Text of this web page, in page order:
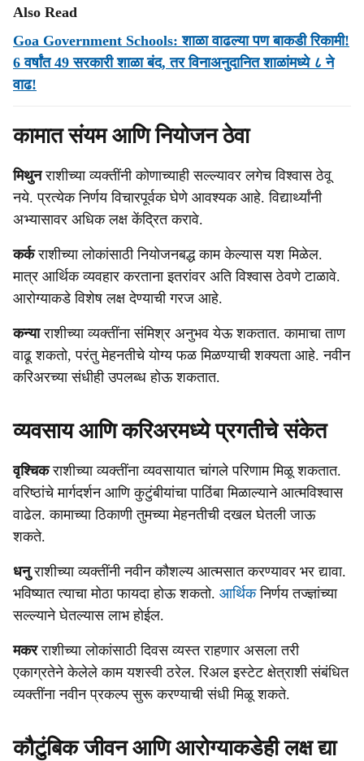
Also Read
Goa Government Schools: शाळा वाढल्या पण बाकडी रिकामी!
6 वर्षांत 49 सरकारी शाळा बंद, तर विनाअनुदानित शाळांमध्ये ८ ने
वाढ!
कामात संयम आणि नियोजन ठेवा
मिथुनराशीच्या व्यक्तींनी कोणाच्याही सल्ल्यावर लगेच विश्वास ठेवू
नये. प्रत्येक निर्णय विचारपूर्वक घेणे आवश्यक आहे. विद्यार्थ्यांनी
अभ्यासावर अधिक लक्ष केंद्रित करावे.
कर्कराशीच्या लोकांसाठी नियोजनबद्ध काम केल्यास यश मिळेल.
मात्र आर्थिक व्यवहार करताना इतरांवर अति विश्वास ठेवणे टाळावे.
आरोग्याकडे विशेष लक्ष देण्याची गरज आहे.
कन्याराशीच्या व्यक्तींना संमिश्र अनुभव येऊ शकतात. कामाचा ताण
वाढू शकतो, परंतु मेहनतीचे योग्य फळ मिळण्याची शक्यता आहे. नवीन
करिअरच्या संधीही उपलब्ध होऊ शकतात.
व्यवसाय आणि करिअरमध्ये प्रगतीचे संकेत
वृश्चिकराशीच्या व्यक्तींना व्यवसायात चांगले परिणाम मिळू शकतात.
वरिष्ठांचे मार्गदर्शन आणि कुटुंबीयांचा पाठिंबा मिळाल्याने आत्मविश्वास
वाढेल. कामाच्या ठिकाणी तुमच्या मेहनतीची दखल घेतली जाऊ
शकते.
धनुराशीच्या व्यक्तींनी नवीन कौशल्य आत्मसात करण्यावर भर द्यावा.
भविष्यात त्याचा मोठा फायदा होऊ शकतो. आर्थिकनिर्णय तज्ज्ञांच्या
सल्ल्याने घेतल्यास लाभ होईल.
मकरराशीच्या लोकांसाठी दिवस व्यस्त राहणार असला तरी
एकाग्रतेने केलेले काम यशस्वी ठरेल. रिअल इस्टेट क्षेत्राशी संबंधित
व्यक्तींना नवीन प्रकल्प सुरू करण्याची संधी मिळू शकते.
कौटुंबिक जीवन आणि आरोग्याकडेही लक्ष द्या